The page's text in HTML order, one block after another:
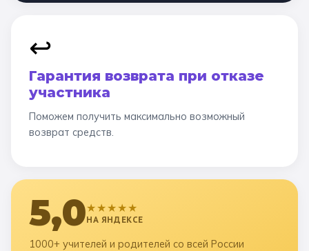
↩️
Гарантия возврата при отказе
участника
Поможем получить максимально возможный
возврат средств.
5,0★★★★★
НА ЯНДЕКСЕ
1000+ учителей и родителей со всей России